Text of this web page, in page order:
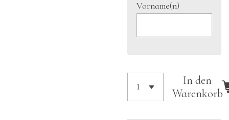
Vorname(n)
In den
Warenkorb